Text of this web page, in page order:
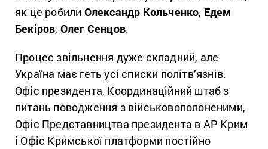
як це робили Олександр Кольченко, Едем
Бекіров, Олег Сенцов.
Процес звільнення дуже складний, але
Україна має геть усі списки політв’язнів.
Офіс президента, Координаційний штаб з
питань поводження з військовополоненими,
Офіс Представництва президента в АР Крим
і Офіс Кримської платформи постійно